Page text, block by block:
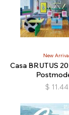
New
Casa BRUTUS
$ 11.44